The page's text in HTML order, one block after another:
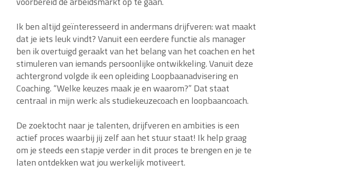
Ik ben altijd geïnteresseerd in andermans drijfveren: wat maakt
dat je iets leuk vindt? Vanuit een eerdere functie als manager
ben ik overtuigd geraakt van het belang van het coachen en het
stimuleren van iemands persoonlijke ontwikkeling. Vanuit deze
achtergrond volgde ik een opleiding Loopbaanadvisering en
Coaching. “Welke keuzes maak je en waarom?” Dat staat
centraal in mijn werk: als studiekeuzecoach en loopbaancoach.
De zoektocht naar je talenten, drijfveren en ambities is een
actief proces waarbij jij zelf aan het stuur staat! Ik help graag
om je steeds een stapje verder in dit proces te brengen en je te
laten ontdekken wat jou werkelijk motiveert.